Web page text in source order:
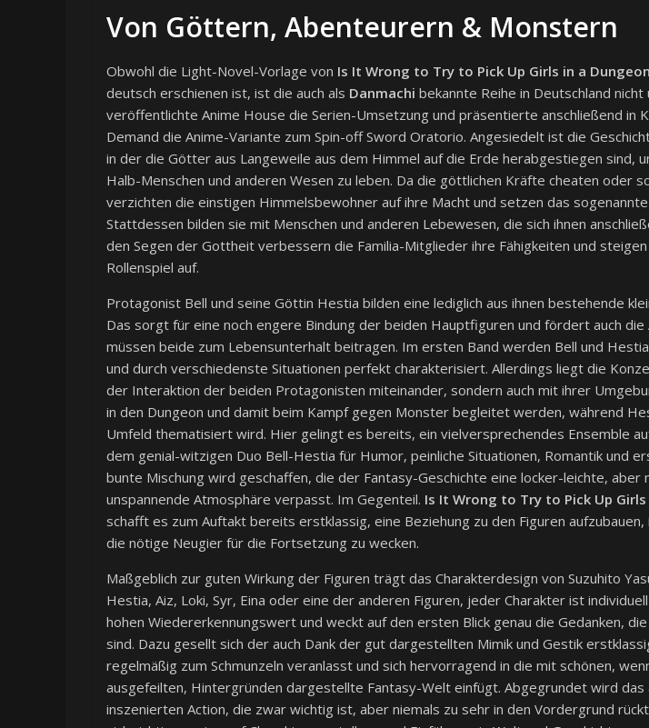
Von Göttern, Abenteurern & Monstern
Obwohl die Light-Novel-Vorlage von Is It Wrong to Try to Pick Up Girls in a
deutsch erschienen ist, ist die auch als Danmachi bekannte Reihe in Deutschland
veröffentlichte Anime House die Serien-Umsetzung und präsentierte anschließend in
Demand die Anime-Variante zum Spin-off Sword Oratorio. Angesiedelt ist die
in der die Götter aus Langeweile aus dem Himmel auf die Erde herabgestiegen sind,
Halb-Menschen und anderen Wesen zu leben. Da die göttlichen Kräfte cheaten oder
verzichten die einstigen Himmelsbewohner auf ihre Macht und setzen das sogenannte
Stattdessen bilden sie mit Menschen und anderen Lebewesen, die sich ihnen
den Segen der Gottheit verbessern die Familia-Mitglieder ihre Fähigkeiten und steigen
Rollenspiel auf.
Protagonist Bell und seine Göttin Hestia bilden eine lediglich aus ihnen bestehende
Das sorgt für eine noch engere Bindung der beiden Hauptfiguren und fördert auch die
müssen beide zum Lebensunterhalt beitragen. Im ersten Band werden Bell und
und durch verschiedenste Situationen perfekt charakterisiert. Allerdings liegt die
der Interaktion der beiden Protagonisten miteinander, sondern auch mit ihrer
in den Dungeon und damit beim Kampf gegen Monster begleitet werden, während
Umfeld thematisiert wird. Hier gelingt es bereits, ein vielversprechendes Ensemble
dem genial-witzigen Duo Bell-Hestia für Humor, peinliche Situationen, Romantik und
bunte Mischung wird geschaffen, die der Fantasy-Geschichte eine locker-leichte, aber
unspannende Atmosphäre verpasst. Im Gegenteil. Is It Wrong to Try to Pick Up Girls
schafft es zum Auftakt bereits erstklassig, eine Beziehung zu den Figuren aufzubauen,
die nötige Neugier für die Fortsetzung zu wecken.
Maßgeblich zur guten Wirkung der Figuren trägt das Charakterdesign von Suzuhito
Hestia, Aiz, Loki, Syr, Eina oder eine der anderen Figuren, jeder Charakter ist
hohen Wiedererkennungswert und weckt auf den ersten Blick genau die Gedanken,
sind. Dazu gesellt sich der auch Dank der gut dargestellten Mimik und Gestik
regelmäßig zum Schmunzeln veranlasst und sich hervorragend in die mit schönen,
ausgefeilten, Hintergründen dargestellte Fantasy-Welt einfügt. Abgegrundet wird das
inszenierten Action, die zwar wichtig ist, aber niemals zu sehr in den Vordergrund